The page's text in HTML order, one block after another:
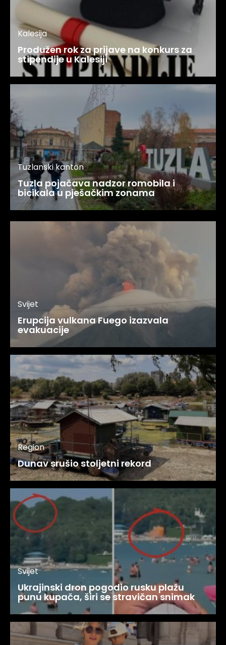
Kalesija
Produžen rok za prijave na konkurs za
stipendije u Kalesiji
Tuzlanski kanton
Tuzla pojačava nadzor romobila i
bicikala u pješačkim zonama
Svijet
Erupcija vulkana Fuego izazvala
evakuacije
Region
Dunav srušio stoljetni rekord
Svijet
Ukrajinski dron pogodio rusku plažu
punu kupača, širi se stravičan snimak